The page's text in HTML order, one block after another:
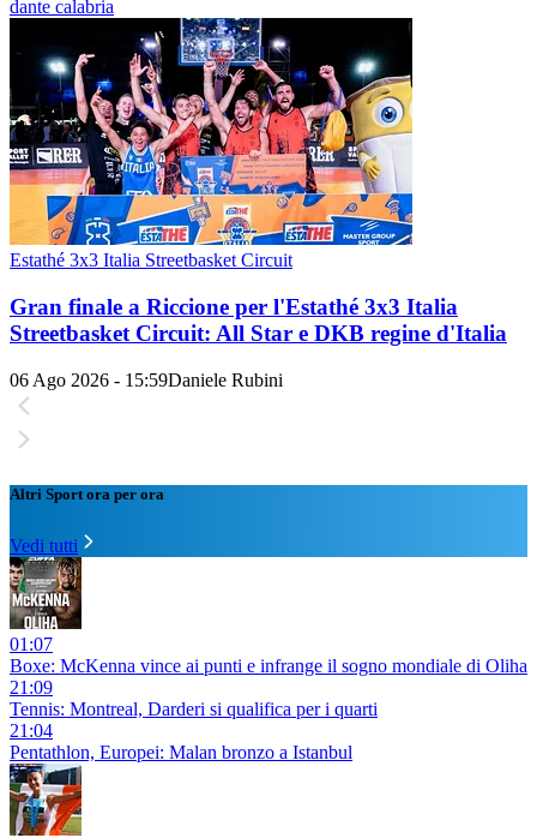
dante calabria
Estathé 3x3 Italia Streetbasket Circuit
Gran finale a Riccione per l'Estathé 3x3 Italia
Streetbasket Circuit: All Star e DKB regine d'Italia
06 Ago 2026 - 15:59Daniele Rubini
Altri Sport ora per ora
Vedi tutti
01:07
Boxe: McKenna vince ai punti e infrange il sogno mondiale di Oliha
21:09
Tennis: Montreal, Darderi si qualifica per i quarti
21:04
Pentathlon, Europei: Malan bronzo a Istanbul